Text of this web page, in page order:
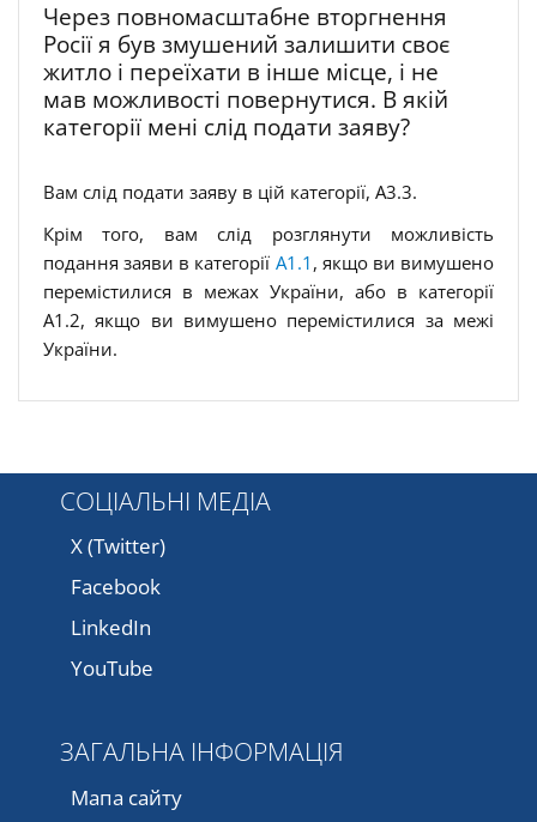
Через повномасштабне вторгнення
Росії я був змушений залишити своє
житло і переїхати в інше місце, і не
мав можливості повернутися. В якій
категорії мені слід подати заяву?
Вам слід подати заяву в цій категорії, A3.3.
Крім того, вам слід розглянути можливість
подання заяви в категорії A1.1 , якщо ви вимушено
перемістилися в межах України, або в категорії
A1.2, якщо ви вимушено перемістилися за межі
України.
СОЦІАЛЬНІ МЕДІА
X (Twitter)
Facebook
LinkedIn
YouTube
ЗАГАЛЬНА ІНФОРМАЦІЯ
Мапа сайту